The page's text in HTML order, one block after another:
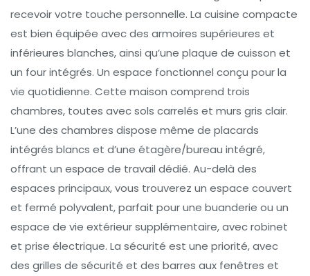
recevoir votre touche personnelle. La cuisine compacte
est bien équipée avec des armoires supérieures et
inférieures blanches, ainsi qu’une plaque de cuisson et
un four intégrés. Un espace fonctionnel conçu pour la
vie quotidienne. Cette maison comprend trois
chambres, toutes avec sols carrelés et murs gris clair.
L’une des chambres dispose même de placards
intégrés blancs et d’une étagère/bureau intégré,
offrant un espace de travail dédié. Au-delà des
espaces principaux, vous trouverez un espace couvert
et fermé polyvalent, parfait pour une buanderie ou un
espace de vie extérieur supplémentaire, avec robinet
et prise électrique. La sécurité est une priorité, avec
des grilles de sécurité et des barres aux fenêtres et